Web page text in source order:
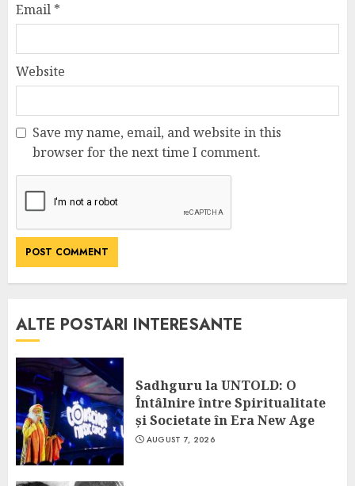
Email *
Website
Save my name, email, and website in this
browser for the next time I comment.
ALTE POSTARI INTERESANTE
Sadhguru la UNTOLD: O
Întâlnire între Spiritualitate
și Societate în Era New Age
AUGUST 7, 2026